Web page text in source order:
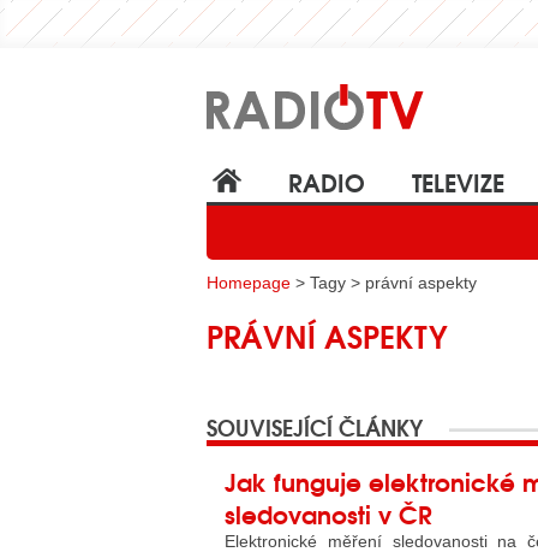
RADIO TELEVIZE
Homepage > Tagy > právní aspekty
PRÁVNÍ ASPEKTY
SOUVISEJÍCÍ ČLÁNKY
Jak funguje elektronické
sledovanosti v ČR
Elektronické měření sledovanosti na